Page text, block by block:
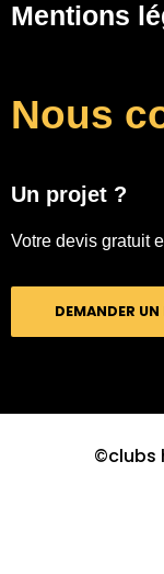
Mentions
Nous
Un projet ?
Votre devis gratuit
DEMANDER UN
©clubs